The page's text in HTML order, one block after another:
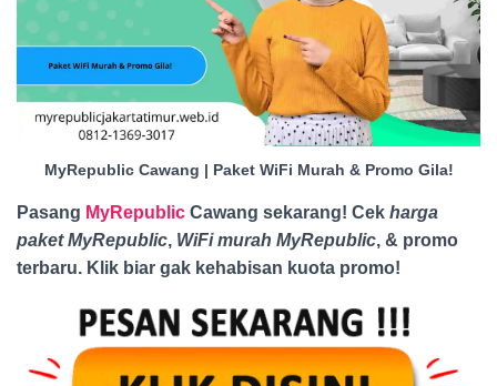
MyRepublic Cawang | Paket WiFi Murah & Promo Gila!
Pasang MyRepublic Cawang sekarang! Cek harga
paket MyRepublic, WiFi murah MyRepublic, & promo
terbaru. Klik biar gak kehabisan kuota promo!